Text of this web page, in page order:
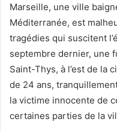
e
l
Marseille, une ville
Méditerranée, est
tragédies qui suscitent
septembre dernier, une
Saint-Thys, à l’est de la
de 24 ans,
la victime innocente de
certaines parties de la